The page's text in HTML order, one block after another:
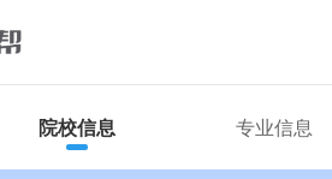
院校信息 专业信息